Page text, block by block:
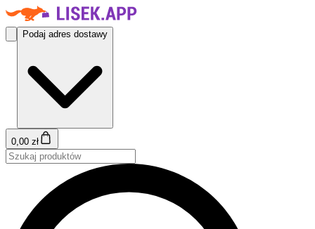
Podaj adres dostawy
0,00 zł